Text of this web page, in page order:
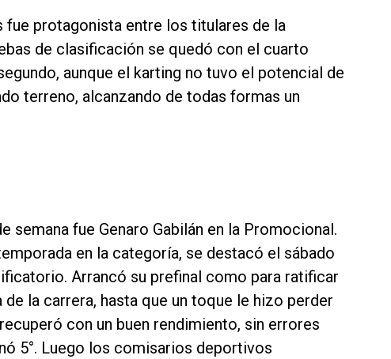
fue protagonista entre los titulares de la
de clasificación se quedó con el cuarto
aunque el karting no tuvo el potencial de
terreno, alcanzando de todas formas un
semana fue Genaro Gabilán en la Promocional.
en la categoría, se destacó el sábado
Arrancó su prefinal como para ratificar
la carrera, hasta que un toque le hizo perder
con un buen rendimiento, sin errores
5°. Luego los comisarios deportivos